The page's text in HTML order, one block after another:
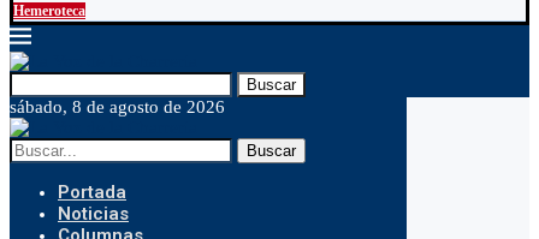
Hemeroteca
Buscar
sábado, 8 de agosto de 2026
Buscar
Portada
Noticias